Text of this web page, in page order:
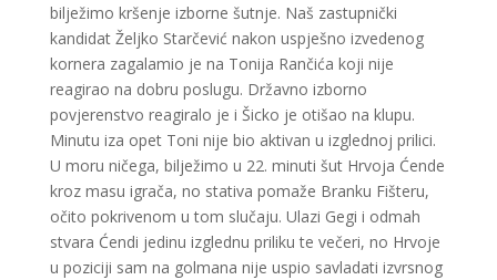
bilježimo kršenje izborne šutnje. Naš zastupnički
kandidat Željko Starčević nakon uspješno izvedenog
kornera zagalamio je na Tonija Rančića koji nije
reagirao na dobru poslugu. Državno izborno
povjerenstvo reagiralo je i Šicko je otišao na klupu.
Minutu iza opet Toni nije bio aktivan u izglednoj prilici.
U moru ničega, bilježimo u 22. minuti šut Hrvoja Ćende
kroz masu igrača, no stativa pomaže Branku Fišteru,
očito pokrivenom u tom slučaju. Ulazi Gegi i odmah
stvara Ćendi jedinu izglednu priliku te večeri, no Hrvoje
u poziciji sam na golmana nije uspio savladati izvrsnog